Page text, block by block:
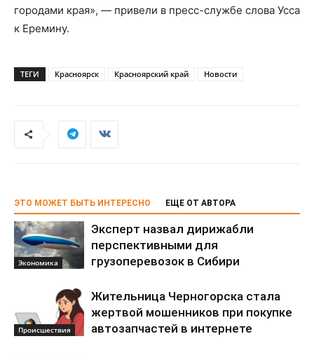
городами края», — привели в пресс-службе слова Усса
к Еремину.
ТЕГИ Красноярск Красноярский край Новости
ЭТО МОЖЕТ БЫТЬ ИНТЕРЕСНО ЕЩЕ ОТ АВТОРА
Экономика
Эксперт назвал дирижабли
перспективными для
грузоперевозок в Сибири
Происшествия
Жительница Черногорска стала
жертвой мошенников при покупке
автозапчастей в интернете